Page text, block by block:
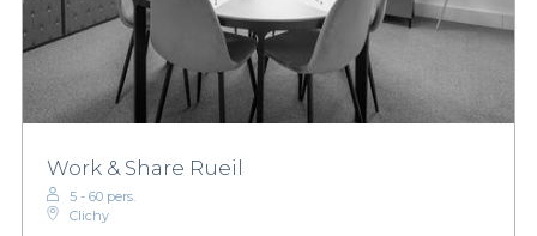
Work & Share Rueil
5 - 60 pers.
Clichy